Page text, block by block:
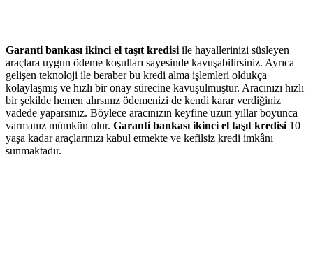
Garanti bankası ikinci el taşıt kredisi ile hayallerinizi süsleyen
araçlara uygun ödeme koşulları sayesinde kavuşabilirsiniz. Ayrıca
gelişen teknoloji ile beraber bu kredi alma işlemleri oldukça
kolaylaşmış ve hızlı bir onay sürecine kavuşulmuştur. Aracınızı hızlı
bir şekilde hemen alırsınız ödemenizi de kendi karar verdiğiniz
vadede yaparsınız. Böylece aracınızın keyfine uzun yıllar boyunca
varmanız mümkün olur. Garanti bankası ikinci el taşıt kredisi 10
yaşa kadar araçlarınızı kabul etmekte ve kefilsiz kredi imkânı
sunmaktadır.